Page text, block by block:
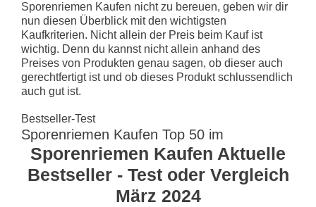
Sporenriemen Kaufen nicht zu bereuen, geben wir dir
nun diesen Überblick mit den wichtigsten
Kaufkriterien. Nicht allein der Preis beim Kauf ist
wichtig. Denn du kannst nicht allein anhand des
Preises von Produkten genau sagen, ob dieser auch
gerechtfertigt ist und ob dieses Produkt schlussendlich
auch gut ist.
Bestseller-Test
Sporenriemen Kaufen Top 50 im
Sporenriemen Kaufen Aktuelle
Bestseller - Test oder Vergleich
März 2024